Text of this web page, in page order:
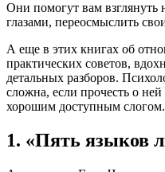
Они помогут вам
глазами, переосмыслить
А еще в этих книгах об
практических советов,
детальных разборов.
сложна, если прочесть о
хорошим доступным слогом.
1. «Пять языков